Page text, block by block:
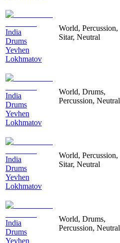
India
Drums
Yevhen
Lokhmatov
World, Percussion,
Sitar, Neutral
India
Drums
Yevhen
Lokhmatov
World, Drums,
Percussion, Neutral
India
Drums
Yevhen
Lokhmatov
World, Percussion,
Sitar, Neutral
India
Drums
Yevhen
World, Drums,
Percussion, Neutral